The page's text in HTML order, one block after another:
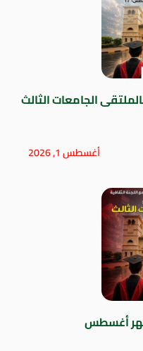
الجامعات الثالث
أغسطس 1, 2026
شهر أغسطس